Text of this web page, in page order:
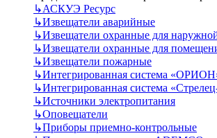
↳АСКУЭ Ресурс
↳Извещатели аварийные
↳Извещатели охранные для
↳Извещатели охранные для
↳Извещатели пожарные
↳Интегрированная система
↳Интегрированная система
↳Источники электропитания
↳Оповещатели
↳Приборы приемно-контрольные